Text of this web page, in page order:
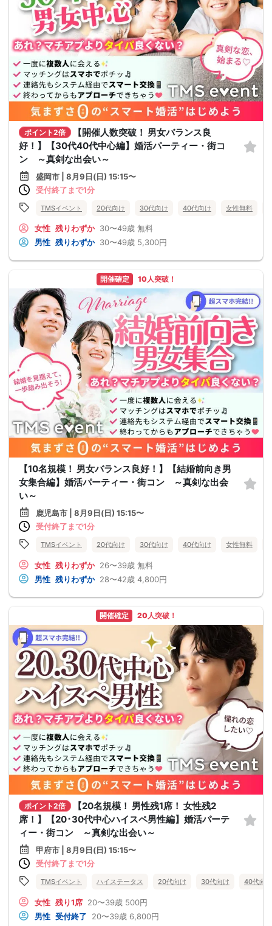
ポイント2倍
【開催人数突破！ 男女バランス良
好！】【30代40代中心編】婚活パーティー・街コ
ン ～真剣な出会い～
盛岡市 | 8月9日(日) 15:15〜
受付終了まで1分
TMSイベント 20代向け 30代向け 40代向け 女性無料
女性 残りわずか 30〜49歳 無料
男性 残りわずか 30〜49歳 5,300円
開催確定 10人突破！
【10名規模！ 男女バランス良好！】【結婚前向き男
女集合編】婚活パーティー・街コン ～真剣な出会
い～
鹿児島市 | 8月9日(日) 15:15〜
受付終了まで1分
TMSイベント 20代向け 30代向け 40代向け 女性無料
女性 残りわずか 26〜39歳 無料
男性 残りわずか 28〜42歳 4,800円
開催確定 20人突破！
ポイント2倍
【20名規模！ 男性残1席！ 女性残2
席！】【20･30代中心ハイスペ男性編】婚活パーテ
ィー・街コン ～真剣な出会い～
甲府市 | 8月9日(日) 15:15〜
受付終了まで1分
TMSイベント ハイステータス 20代向け 30代向け 40代向け
女性 残り1席 20〜39歳 500円
男性 受付終了 20〜39歳 6,800円